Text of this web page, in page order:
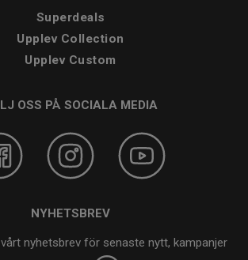
Superdeals
Upplev Collection
Upplev Custom
OSS PÅ SOCIALA MEDIA
NYHETSBREV
nyhetsbrev för senaste nytt, kampanjer